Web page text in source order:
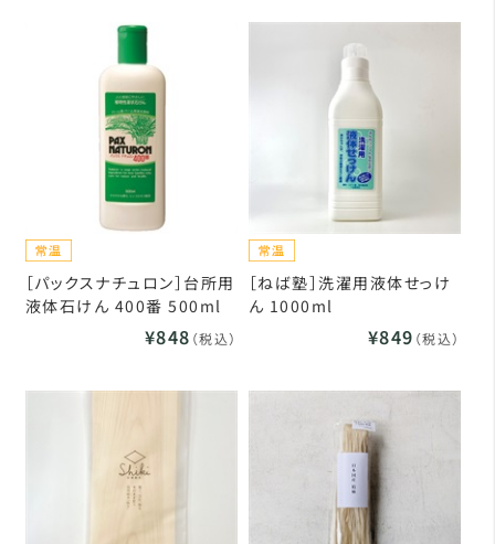
［パックスナチュロン］台所用
液体石けん 400番 500ml
¥848 （税込）
［ねば塾］洗濯用液体せっけ
ん 1000ml
¥849 （税込）